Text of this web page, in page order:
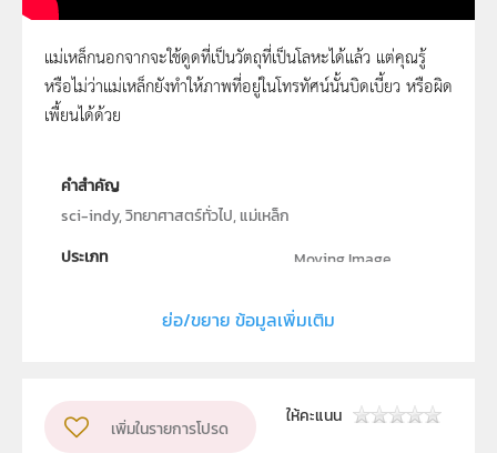
Sci Indy 5 แม่เหล็กกับโทรทัศน์
แม่เหล็กนอกจากจะใช้ดูดที่เป็นวัตถุที่เป็นโลหะได้แล้ว แต่คุณรู้
หรือไม่ว่าแม่เหล็กยังทำให้ภาพที่อยู่ในโทรทัศน์นั้นบิดเบี้ยว หรือผิด
เพื้ยนได้ด้วย
คำสำคัญ
sci-indy, วิทยาศาสตร์ทั่วไป, แม่เหล็ก
ประเภท
Moving Image
สถาบันส่งเสริมการสอนวิทยาศาสตร์และเทคโนโลยี (สสวท.)
วิชา
ย่อ/ขยาย ข้อมูลเพิ่มเติม
เพิ่มในรายการโปรด
ให้คะแนน